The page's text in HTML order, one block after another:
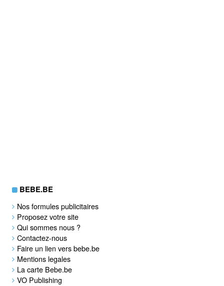
BEBE.BE
Nos formules publicitaires
Proposez votre site
Qui sommes nous ?
Contactez-nous
Faire un lien vers bebe.be
Mentions legales
La carte Bebe.be
VO Publishing